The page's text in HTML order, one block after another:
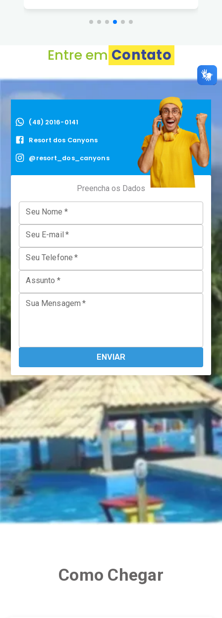
Entre em Contato
Preencha os Dados
Seu Nome *
Seu E-mail *
Seu Telefone *
Assunto *
Sua Mensagem *
ENVIAR
(48) 2016-0141
Resort dos Canyons
@resort_dos_canyons
Como Chegar